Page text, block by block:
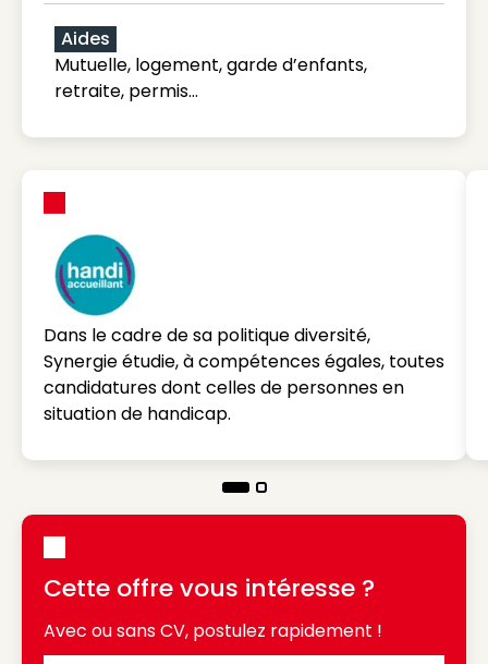
Aides
Mutuelle, logement, garde d’enfants,
retraite, permis…
Dans le cadre de sa politique diversité,
Synergie étudie, à compétences égales, toutes
candidatures dont celles de personnes en
situation de handicap.
Cette offre vous intéresse ?
Avec ou sans CV, postulez rapidement !